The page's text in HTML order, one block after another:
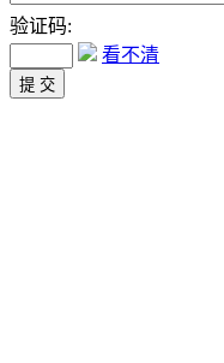
验证码:
看不清